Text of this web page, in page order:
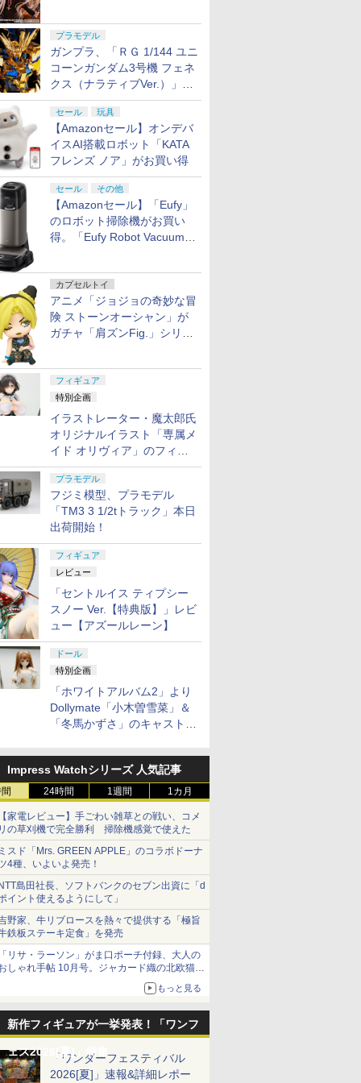
プラモデル
ガンプラ、「ＲＧ 1/144 ユニ
コーンガンダム3号機 フェネ
クス（ナラティブVer.）」
と、「ＨＧ 1/144 ガンダムエ
アマスターバースト」再販
セール 玩具
【Amazonセール】オンデバ
イスAI搭載ロボット「KATA
フレンズ ノア」がお買い得
セール その他
【Amazonセール】「Eufy」
のロボット掃除機がお買い
得。「Eufy Robot Vacuum
カプセルトイ
アニメ「ジョジョの奇妙な冒
険 ストーンオーシャン」が
ガチャ「肩ズンFig.」シリー
フィギュア
特別企画
イラストレーター・魔太郎氏
オリジナルイラスト「専属メ
イド オリヴィア」のフィギ
ュア彩色原型が東京フィギュ
アギャラリーにて展示中
プラモデル
フジミ模型、プラモデル
「TM3 3 1/2tトラック」本日
出荷開始！
フィギュア
レビュー
「セントルイス ティプシー
スノー Ver.【特典版】」レビ
ュー【アズールレーン】
ドール
特別企画
「ホワイトアルバム2」より
Dollymate「小木曽雪菜」＆
「冬馬かずさ」のキャストド
アギャラリーにて展示中
Impress Watchシリーズ 人気記事
24時間 1週間 1カ月
家電レビュー】手ごわい雑草との戦い、コメ
の草刈機で完全勝利 掃除機感覚で使えた
スド「Mrs. GREEN APPLE」のコラボドーナ
4種、いよいよ発売！
島田社長、ソフトバンクのセブン出資に「d
イント使えるようにして」
野家、牛リブロースを熱々で提供する「極旨
鉄板ステーキ定食」を発売
リサ・ラーソン」がま口ポーチ付録、大人の
しゃれ手帖 10月号。ジャカード織の北欧猫デ
もっと見る
新作フィギュアが一挙発表！「ワンフ
ェス2026[夏]」特集「ワンダーフェスティバル
2026[夏]」速報&詳細レポー